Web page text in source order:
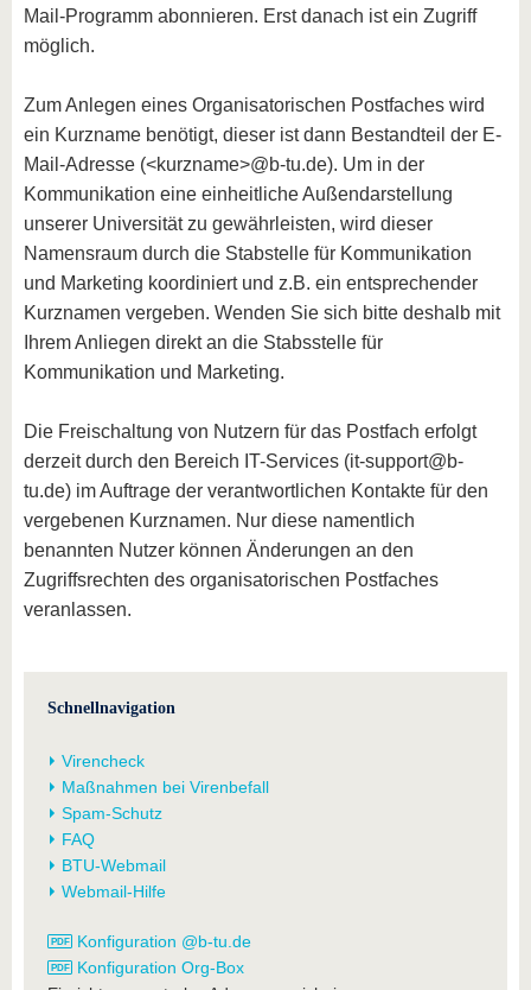
Mail-Programm abonnieren. Erst danach ist ein Zugriff
möglich.
Zum Anlegen eines Organisatorischen Postfaches wird
ein Kurzname benötigt, dieser ist dann Bestandteil der E-
Mail-Adresse (<kurzname>@b-tu.de). Um in der
Kommunikation eine einheitliche Außendarstellung
unserer Universität zu gewährleisten, wird dieser
Namensraum durch die Stabstelle für Kommunikation
und Marketing koordiniert und z.B. ein entsprechender
Kurznamen vergeben. Wenden Sie sich bitte deshalb mit
Ihrem Anliegen direkt an die Stabsstelle für
Kommunikation und Marketing.
Die Freischaltung von Nutzern für das Postfach erfolgt
derzeit durch den Bereich IT-Services (it-support@b-
tu.de) im Auftrage der verantwortlichen Kontakte für den
vergebenen Kurznamen. Nur diese namentlich
benannten Nutzer können Änderungen an den
Zugriffsrechten des organisatorischen Postfaches
veranlassen.
Schnellnavigation
Virencheck
Maßnahmen bei Virenbefall
Spam-Schutz
FAQ
BTU-Webmail
Webmail-Hilfe
Konfiguration @b-tu.de
Konfiguration Org-Box